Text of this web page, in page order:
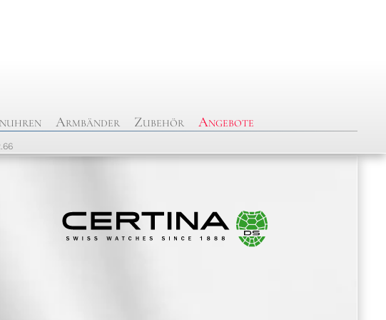
Armbänder Zubehör Angebote